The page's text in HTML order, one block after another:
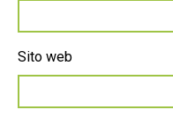
Sito web